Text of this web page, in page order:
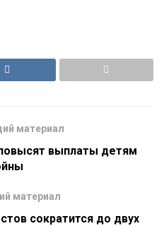
материал
выплаты детям
материал
сократится до двух